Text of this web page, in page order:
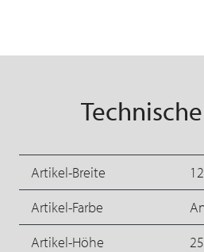
Artikel-Breite
Artikel-Farbe
Artikel-Höhe